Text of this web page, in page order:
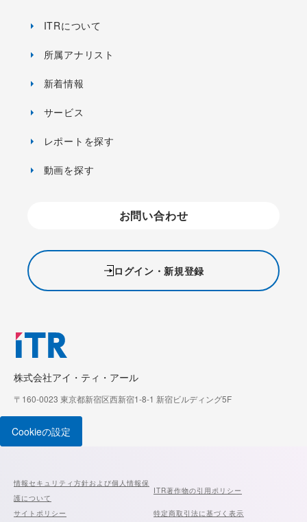
株式会社アイ・ティ・アール
〒160-0023 東京都新宿区西新宿1-8-1 新宿ビルディング5F
ITRについて
所属アナリスト
新着情報
サービス
レポートを探す
動画を探す
お問い合わせ
ログイン・新規登録
Cookieの設定
情報セキュリティ方針および個人情報保
護について
ITR著作物の引用ポリシー
サイトポリシー 特定商取引法に基づく表示